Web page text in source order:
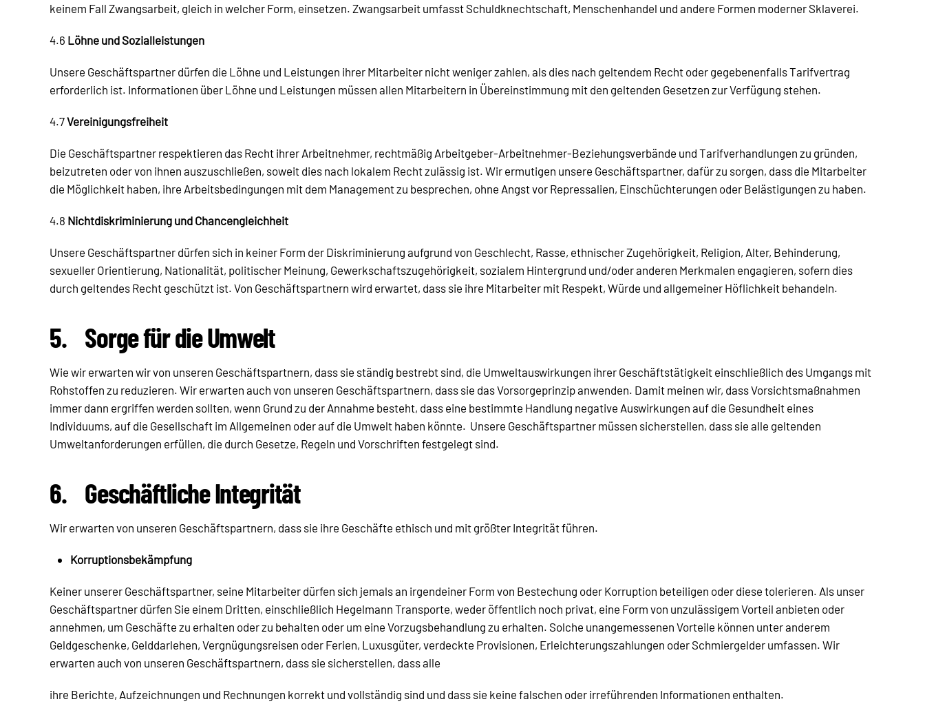
keinem Fall Zwangsarbeit, gleich in welcher Form, einsetzen. Zwangsarbeit umfasst Schuldknechtschaft, Menschenhandel und andere Formen moderner Sklaverei.
4.6 Löhne und Sozialleistungen
Unsere Geschäftspartner dürfen die Löhne und Leistungen ihrer Mitarbeiter nicht weniger zahlen, als dies nach geltendem Recht oder gegebenenfalls Tarifvertrag
erforderlich ist. Informationen über Löhne und Leistungen müssen allen Mitarbeitern in Übereinstimmung mit den geltenden Gesetzen zur Verfügung stehen.
4.7Vereinigungsfreiheit
Die Geschäftspartner respektieren das Recht ihrer Arbeitnehmer, rechtmäßig Arbeitgeber-Arbeitnehmer-Beziehungsverbände und Tarifverhandlungen zu gründen,
beizutreten oder von ihnen auszuschließen, soweit dies nach lokalem Recht zulässig ist. Wir ermutigen unsere Geschäftspartner, dafür zu sorgen, dass die Mitarbeiter
die Möglichkeit haben, ihre Arbeitsbedingungen mit dem Management zu besprechen, ohne Angst vor Repressalien, Einschüchterungen oder Belästigungen zu haben.
4.8 Nichtdiskriminierung und Chancengleichheit
Unsere Geschäftspartner dürfen sich in keiner Form der Diskriminierung aufgrund von Geschlecht, Rasse, ethnischer Zugehörigkeit, Religion, Alter, Behinderung,
sexueller Orientierung, Nationalität, politischer Meinung, Gewerkschaftszugehörigkeit, sozialem Hintergrund und/oder anderen Merkmalen engagieren, sofern dies
durch geltendes Recht geschützt ist. Von Geschäftspartnern wird erwartet, dass sie ihre Mitarbeiter mit Respekt, Würde und allgemeiner Höflichkeit behandeln.
5. Sorge für die Umwelt
Wie wir erwarten wir von unseren Geschäftspartnern, dass sie ständig bestrebt sind, die Umweltauswirkungen ihrer Geschäftstätigkeit einschließlich des Umgangs mit
Rohstoffen zu reduzieren. Wir erwarten auch von unseren Geschäftspartnern, dass sie das Vorsorgeprinzip anwenden. Damit meinen wir, dass Vorsichtsmaßnahmen
immer dann ergriffen werden sollten, wenn Grund zu der Annahme besteht, dass eine bestimmte Handlung negative Auswirkungen auf die Gesundheit eines
Individuums, auf die Gesellschaft im Allgemeinen oder auf die Umwelt haben könnte. Unsere Geschäftspartner müssen sicherstellen, dass sie alle geltenden
Umweltanforderungen erfüllen, die durch Gesetze, Regeln und Vorschriften festgelegt sind.
6. Geschäftliche Integrität
Wir erwarten von unseren Geschäftspartnern, dass sie ihre Geschäfte ethisch und mit größter Integrität führen.
Korruptionsbekämpfung
Keiner unserer Geschäftspartner, seine Mitarbeiter dürfen sich jemals an irgendeiner Form von Bestechung oder Korruption beteiligen oder diese tolerieren. Als unser
Geschäftspartner dürfen Sie einem Dritten, einschließlich Hegelmann Transporte, weder öffentlich noch privat, eine Form von unzulässigem Vorteil anbieten oder
annehmen, um Geschäfte zu erhalten oder zu behalten oder um eine Vorzugsbehandlung zu erhalten. Solche unangemessenen Vorteile können unter anderem
Geldgeschenke, Gelddarlehen, Vergnügungsreisen oder Ferien, Luxusgüter, verdeckte Provisionen, Erleichterungszahlungen oder Schmiergelder umfassen. Wir
erwarten auch von unseren Geschäftspartnern, dass sie sicherstellen, dass alle
ihre Berichte, Aufzeichnungen und Rechnungen korrekt und vollständig sind und dass sie keine falschen oder irreführenden Informationen enthalten.